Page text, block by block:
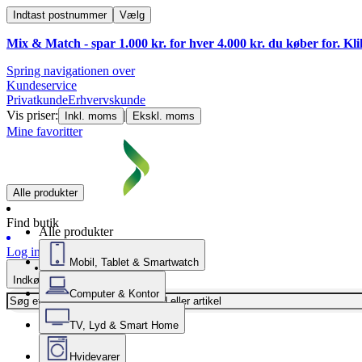
Indtast postnummer Vælg
Mix & Match - spar 1.000 kr. for hver 4.000 kr. du køber for.
Spring navigationen over
Kundeservice
PrivatkundeErhvervskunde
Vis priser:
Inkl. moms | Ekskl. moms
Mine favoritter
Alle produkter
Find butik
Log ind
Indkøbskurv
Alle produkter
Mobil, Tablet & Smartwatch
Computer & Kontor
TV, Lyd & Smart Home
Hvidevarer